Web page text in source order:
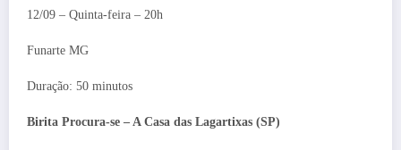
12/09 – Quinta-feira – 20h
Funarte MG
Duração: 50 minutos
Birita Procura-se – A Casa das Lagartixas (SP)